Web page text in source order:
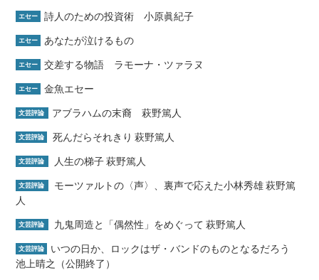
エセー 詩人のための投資術 小原眞紀子
エセー あなたが泣けるもの
エセー 交差する物語 ラモーナ・ツァラヌ
エセー 金魚エセー
文芸評論 アブラハムの末裔 萩野篤人
文芸評論 死んだらそれきり 萩野篤人
文芸評論 人生の梯子 萩野篤人
文芸評論
モーツァルトの〈声〉、裏声で応えた小林秀雄 萩野篤
人
文芸評論 九鬼周造と「偶然性」をめぐって 萩野篤人
文芸評論
いつの日か、ロックはザ・バンドのものとなるだろう
池上晴之（公開終了）